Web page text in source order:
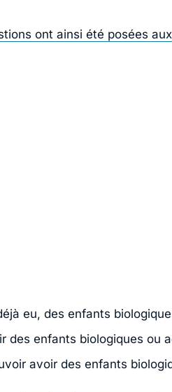
ont ainsi été posées aux
eu, des enfants
des enfants biologiques ou
avoir des enfants